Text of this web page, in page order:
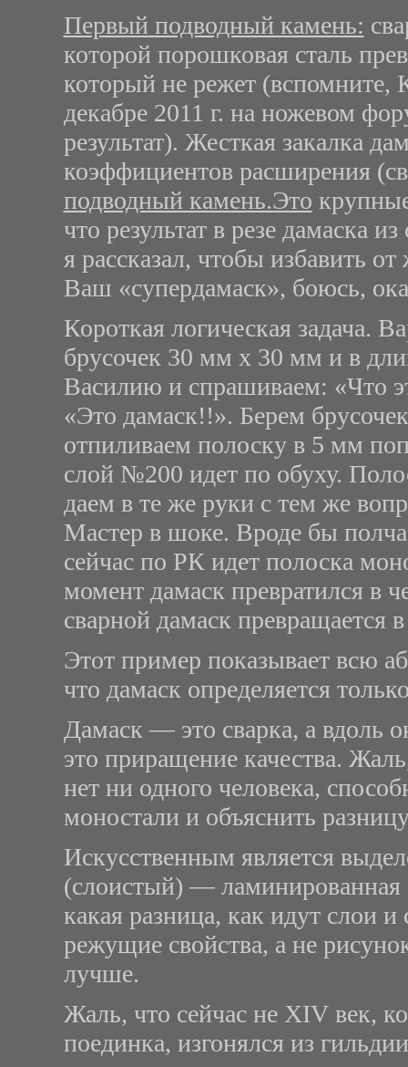
Первый подводный камень:
которой порошковая сталь
который не режет
декабре 2011 г. на ножевом
результат). Жесткая закалка
коэффициентов расширения
подводный камень.Это
что результат в резе дамаска
я рассказал, чтобы избавить
Ваш «супердамаск», боюсь,
Короткая логическая задача.
брусочек 30 мм х 30 мм и в
Василию и спрашиваем: «Что
«Это дамаск!!». Берем
отпиливаем полоску в 5 мм
слой №200 идет по обуху.
даем в те же руки с тем же
Мастер в шоке. Вроде бы
сейчас по РК идет полоска
момент дамаск превратился в
сварной дамаск превращается
Этот пример показывает всю
что дамаск определяется
Дамаск — это сварка, а вдоль
это приращение качества.
нет ни одного человека,
моностали и объяснить
Искусственным является
(слоистый) — ламинированная
какая разница, как идут слои
режущие свойства, а не
лучше.
Жаль, что сейчас не XIVвек,
поединка, изгонялся из